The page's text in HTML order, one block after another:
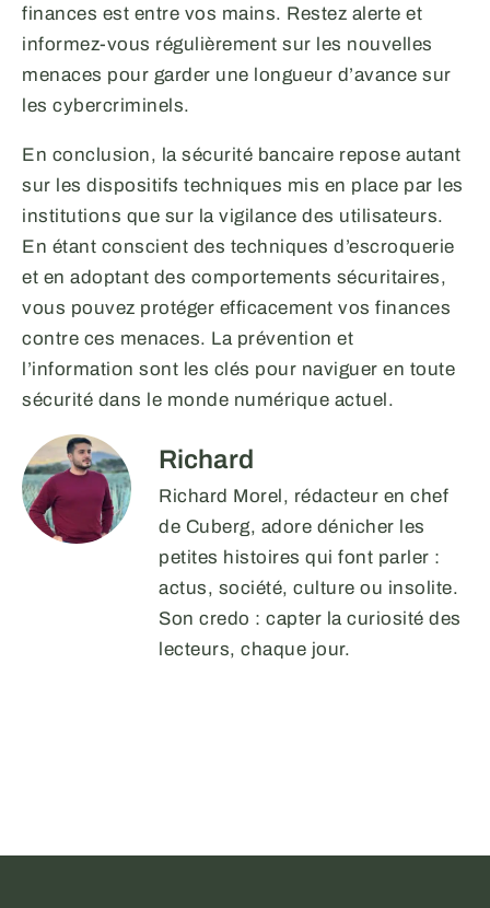
finances est entre vos mains. Restez alerte et
informez-vous régulièrement sur les nouvelles
menaces pour garder une longueur d’avance sur
les cybercriminels.
En conclusion, la sécurité bancaire repose autant
sur les dispositifs techniques mis en place par les
institutions que sur la vigilance des utilisateurs.
En étant conscient des techniques d’escroquerie
et en adoptant des comportements sécuritaires,
vous pouvez protéger efficacement vos finances
contre ces menaces. La prévention et
l’information sont les clés pour naviguer en toute
sécurité dans le monde numérique actuel.
Richard
Richard Morel, rédacteur en chef
de Cuberg, adore dénicher les
petites histoires qui font parler :
actus, société, culture ou insolite.
Son credo : capter la curiosité des
lecteurs, chaque jour.